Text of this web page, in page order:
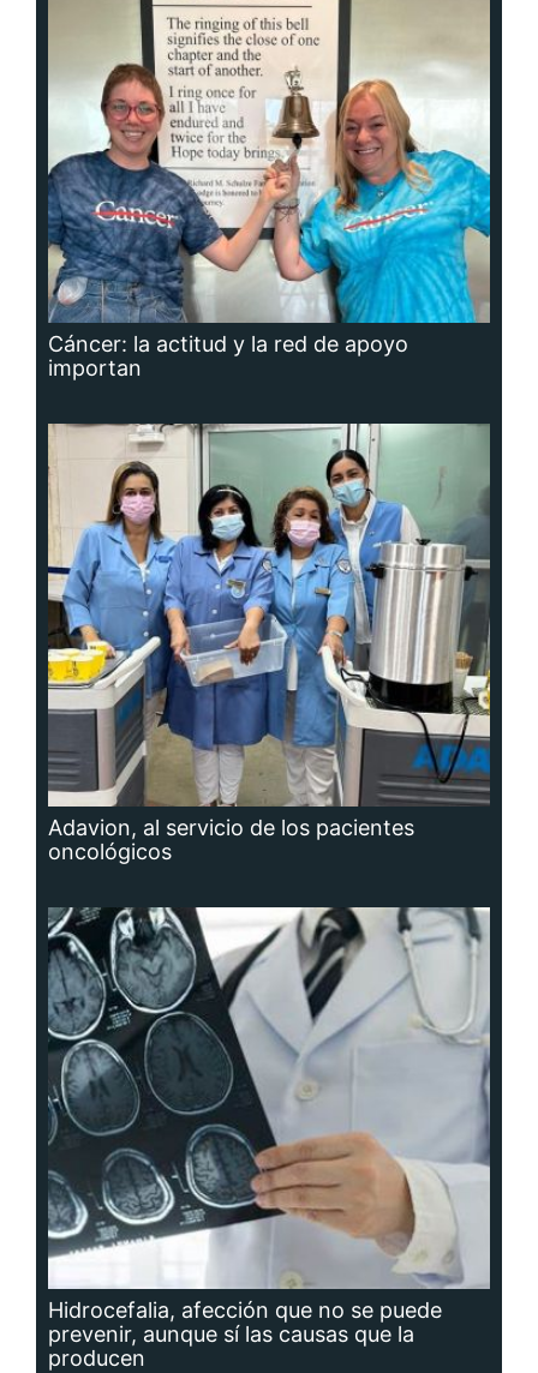
Cáncer: la actitud y la red de apoyo
importan
Adavion, al servicio de los pacientes
oncológicos
Hidrocefalia, afección que no se puede
prevenir, aunque sí las causas que la
producen